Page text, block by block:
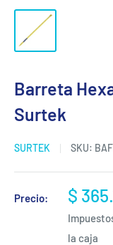
Barreta
Surtek
SURTEK SKU:
Precio:
de
venta
$
la caja